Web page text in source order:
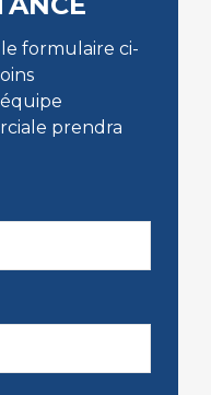
formulaire ci-
prendra